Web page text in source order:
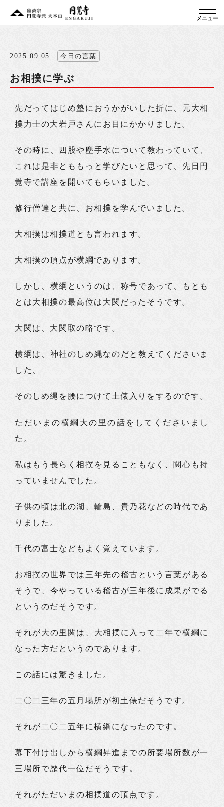
メニュー
2025.09.05 今日の言葉
お相撲に学ぶ
先だってはじめ塾におうかがいした折に、元大相
撲力士の大岩戸さんにお目にかかりました。
その時に、四股や塵手水について教わっていて、
これは是非とももっと学びたいと思って、先日円
覚寺で講座を開いてもらいました。
修行僧達と共に、お相撲を学んでいました。
大相撲は相撲道とも言われます。
大相撲の頂点が横綱であります。
しかし、横綱というのは、称号であって、もとも
とは大相撲の最高位は大関だったそうです。
大関は、大関取の略です。
横綱は、神社のしめ縄なのだと教えてくださいま
した、
そのしめ縄を腰につけて土俵入りをするのです。
ただいまの横綱大の里の話をしてくださいまし
た。
私はもう長らく相撲を見ることもなく、関心も持
っていませんでした。
子供の頃は北の湖、輪島、貴乃花などの時代であ
りました。
千代の富士などもよく覚えています。
お相撲の世界では三年先の稽古という言葉がある
そうで、今やっている稽古が三年後に成果がでる
というのだそうです。
それが大の里関は、大相撲に入って二年で横綱に
なった方だというのであります。
この話には驚きました。
二〇二三年の五月場所が初土俵だそうです。
それが二〇二五年に横綱になったのです。
幕下付け出しから横綱昇進までの所要場所数が一
三場所で歴代一位だそうです。
それがただいまの相撲道の頂点です。